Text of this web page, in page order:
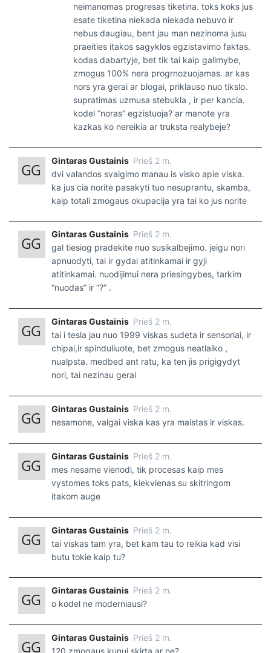
neimanomas progresas tiketina. toks koks jus
esate tiketina niekada niekada nebuvo ir
nebus daugiau, bent jau man nezinoma jusu
praeities itakos sagyklos egzistavimo faktas.
kodas dabartyje, bet tik tai kaip galimybe,
zmogus 100% nera progrnozuojamas. ar kas
nors yra gerai ar blogai, priklauso nuo tikslo.
supratimas uzmusa stebukla , ir per kancia.
kodel “noras” egzistuoja? ar manote yra
kazkas ko nereikia ar truksta realybeje?
Gintaras Gustainis Prieš 2 m.
dvi valandos svaigimo manau is visko apie viska.
ka jus cia norite pasakyti tuo nesuprantu, skamba,
kaip totali zmogaus okupacija yra tai ko jus norite
Gintaras Gustainis Prieš 2 m.
gal tiesiog pradekite nuo susikalbejimo. jeigu nori
apnuodyti, tai ir gydai atitinkamai ir gyji
atitinkamai. nuodijimui nera priesingybes, tarkim
“nuodas” ir “?” .
Gintaras Gustainis Prieš 2 m.
tai i tesla jau nuo 1999 viskas sudeta ir sensoriai, ir
chipai,ir spinduliuote, bet zmogus neatlaiko ,
nualpsta. medbed ant ratu, ka ten jis prigigydyt
nori, tai nezinau gerai
Gintaras Gustainis Prieš 2 m.
nesamone, valgai viska kas yra maistas ir viskas.
Gintaras Gustainis Prieš 2 m.
mes nesame vienodi, tik procesas kaip mes
vystomes toks pats, kiekvienas su skitringom
itakom auge
Gintaras Gustainis Prieš 2 m.
tai viskas tam yra, bet kam tau to reikia kad visi
butu tokie kaip tu?
Gintaras Gustainis Prieš 2 m.
o kodel ne moderniausi?
Gintaras Gustainis Prieš 2 m.